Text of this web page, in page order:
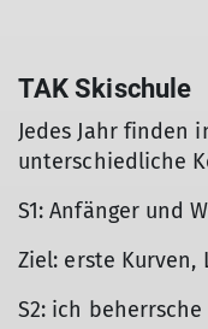
TAK Skischule
Jedes Jahr finden
unterschiedliche
S1: Anfänger und
Ziel: erste
S2: ich